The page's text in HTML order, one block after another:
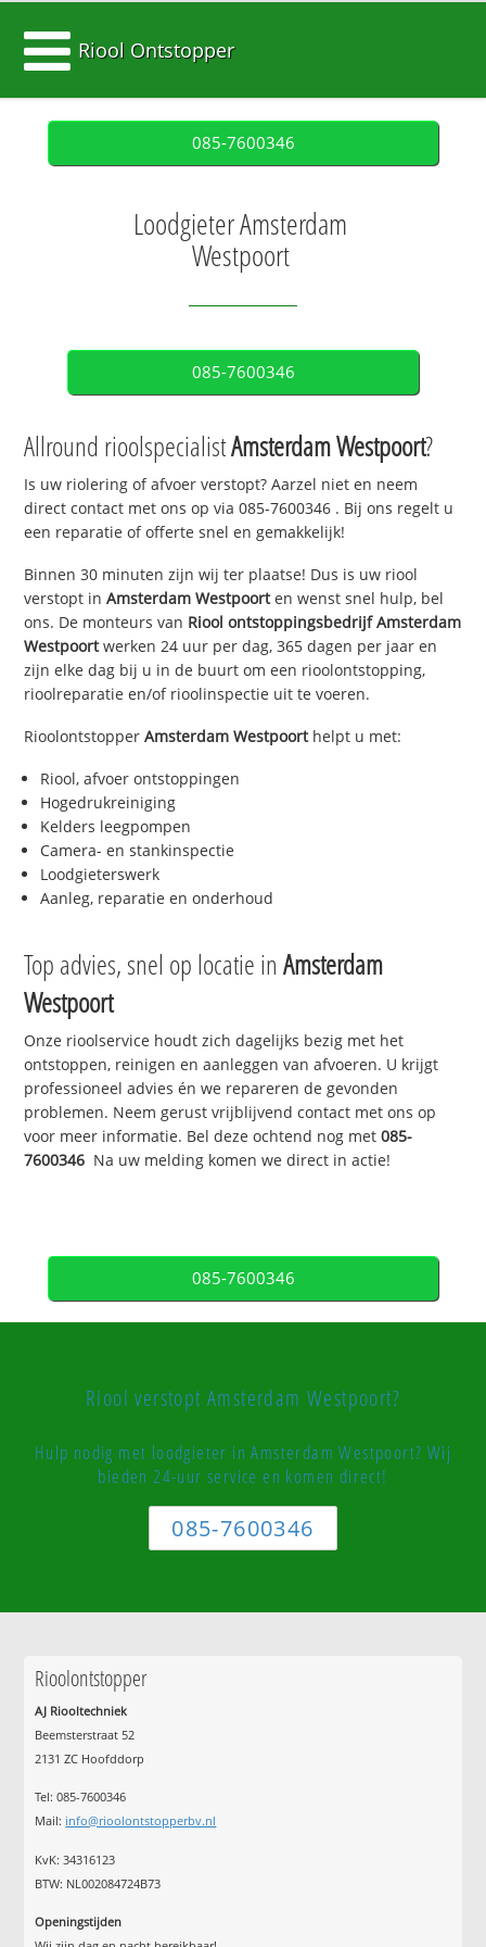
Riool Ontstopper
085-7600346
Loodgieter Amsterdam
Westpoort
085-7600346
Allround rioolspecialistAmsterdam Westpoort?
Is uw riolering of afvoer verstopt? Aarzel niet en neem
direct contact met ons op via085-7600346 . Bij ons regelt u
een reparatie of offerte snel en gemakkelijk!
Binnen 30 minuten zijn wij ter plaatse! Dus is uw riool
verstopt inAmsterdam Westpoorten wenst snel hulp, bel
ons. De monteurs van Riool ontstoppingsbedrijfAmsterdam
Westpoort werken 24 uur per dag, 365 dagen per jaar en
zijn elke dag bij u in de buurt om een rioolontstopping,
rioolreparatie en/of rioolinspectie uit te voeren.
RioolontstopperAmsterdam Westpoorthelpt u met:
Riool, afvoer ontstoppingen
Hogedrukreiniging
Kelders leegpompen
Camera- en stankinspectie
Loodgieterswerk
Aanleg, reparatie en onderhoud
Top advies, snel op locatie inAmsterdam
Westpoort
Onze rioolservice houdt zich dagelijks bezig met het
ontstoppen, reinigen en aanleggen van afvoeren. U krijgt
professioneel advies én we repareren de gevonden
problemen. Neem gerust vrijblijvend contact met ons op
voor meer informatie. Bel deze ochtend nog met085-
7600346 Na uw melding komen we direct in actie!
085-7600346
Riool verstopt Amsterdam Westpoort?
Hulp nodig met loodgieter in Amsterdam Westpoort? Wij
bieden 24-uur service en komen direct!
085-7600346
Rioolontstopper
AJ Riooltechniek
Beemsterstraat 52
2131 ZC Hoofddorp
Tel:085-7600346
Mail: info@rioolontstopperbv.nl
KvK: 34316123
BTW: NL002084724B73
Openingstijden